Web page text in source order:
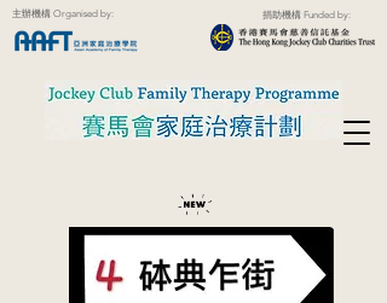
主辦機構 Organised by: 捐助機構 Funded by: